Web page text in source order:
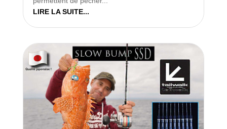
LIRE LA SUITE...